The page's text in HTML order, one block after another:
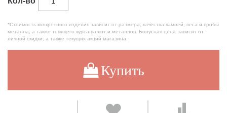
*Стоимость конкретного изделия зависит от размера, качества камней, веса и пробы
металла, а также текущего курса валют и металлов. Бонусная цена зависит от
личной скидки, а также текущих акций магазина.
Купить